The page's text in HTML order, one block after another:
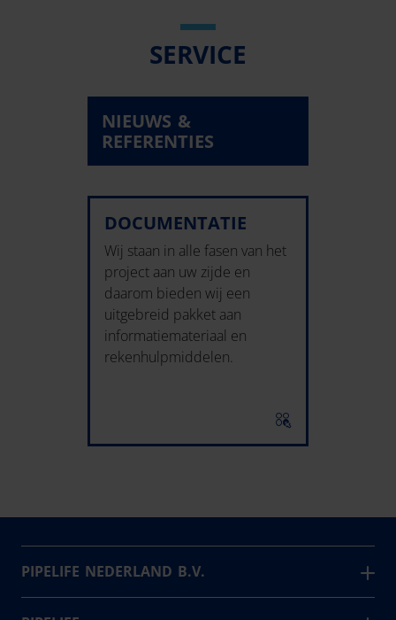
SERVICE
NIEUWS &
REFERENTIES
DOCUMENTATIE
Wij staan in alle fasen van het
project aan uw zijde en
daarom bieden wij een
uitgebreid pakket aan
informatiemateriaal en
rekenhulpmiddelen.
PIPELIFE NEDERLAND B.V.
Pipelife is één van de grootste producenten van
kunststof leidingsystemen in Europa. Sinds 1947